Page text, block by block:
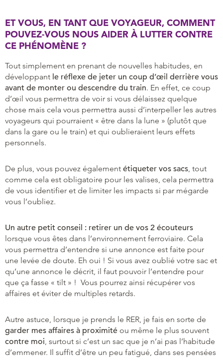
ET VOUS, EN TANT QUE VOYAGEUR, COMMENT
POUVEZ-VOUS NOUS AIDER À LUTTER CONTRE
CE PHÉNOMÈNE ?
Tout simplement en prenant de nouvelles habitudes, en
développant le réflexe de jeter un coup d’œil derrière vous
avant de monter ou descendre du train. En effet, ce coup
d’œil vous permettra de voir si vous délaissez quelque
chose mais cela vous permettra aussi d’interpeller les autres
voyageurs qui pourraient « être dans la lune » (plutôt que
dans la gare ou le train) et qui oublieraient leurs effets
personnels.
De plus, vous pouvez également étiqueter vos sacs , tout
comme cela est obligatoire pour les valises, cela permettra
de vous identifier et de limiter les impacts si par mégarde
vous l’oubliez.
Un autre petit conseil : retirer un de vos 2 écouteurs
lorsque vous êtes dans l’environnement ferroviaire. Cela
vous permettra d’entendre si une annonce est faite pour
une levée de doute. Eh oui ! Si vous avez oublié votre sac et
qu’une annonce le décrit, il faut pouvoir l’entendre pour
que ça fasse « tilt » ! Vous pourrez ainsi récupérer vos
affaires et éviter de multiples retards.
Autre astuce, lorsque je prends le RER, je fais en sorte de
garder mes affaires à proximité ou même le plus souvent
contre moi , surtout si c’est un sac que je n’ai pas l’habitude
d’emmener. Il suffit d’être un peu fatigué, dans ses pensées